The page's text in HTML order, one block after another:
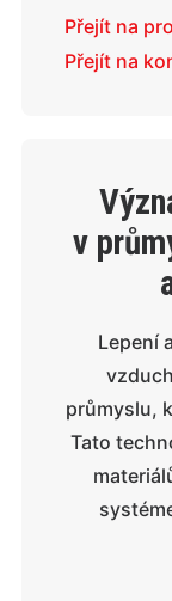
Přejít na
Přejít na
v
Lepení
průmyslu,
Tato